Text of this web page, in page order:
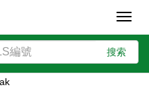
搜索